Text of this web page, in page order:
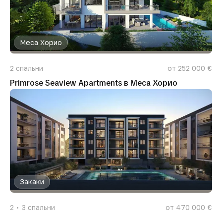
Меса Хорио
2 спальни от 252 000 €
Primrose Seaview Apartments в Меса Хорио
Закаки
2 3 спальни от 470 000 €